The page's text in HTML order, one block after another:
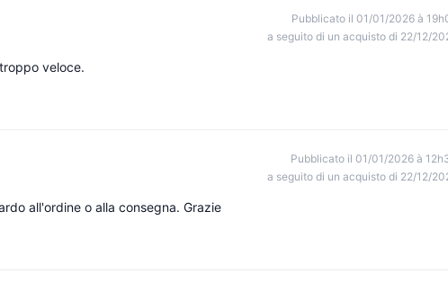
Pubblicato il 01/01/2026 à
a seguito di un acquisto di 22/12/
veloce.
Pubblicato il 01/01/2026 à
a seguito di un acquisto di 22/12/
all'ordine o alla consegna. Grazie